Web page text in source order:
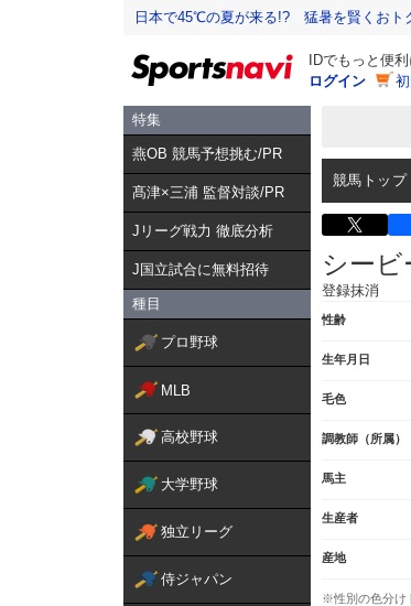
日本で45℃の夏が来る!? 猛暑を賢くおト
IDでもっと便
ログイン
特集
燕OB 競馬予想挑む/PR
髙津×三浦 監督対談/PR
Jリーグ戦力 徹底分析
J国立試合に無料招待
種目
プロ野球
MLB
高校野球
大学野球
独立リーグ
侍ジャパン
競馬トップ
シー
登録抹消
性齢
生年月日
毛色
調教師（所属）
馬主
生産者
産地
※性別の色分け